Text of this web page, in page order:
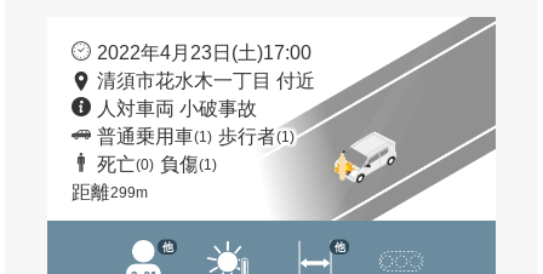
2022年4月23日(土)17:00
清須市花水木一丁目 付近
人対車両 小破事故
普通乗用車(1) 歩行者(1)
死亡(0) 負傷(1)
距離299m
他 他